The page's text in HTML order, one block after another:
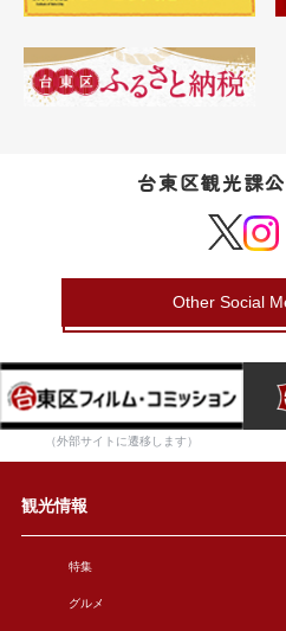
台東区観光課
Other Social
（外部サイトに遷移します）
観光情報
特集
グルメ